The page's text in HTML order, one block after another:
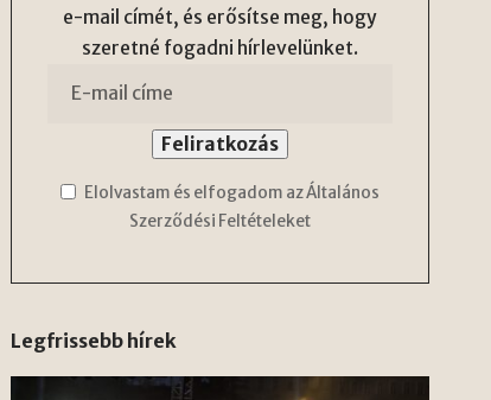
e-mail címét, és erősítse meg, hogy
szeretné fogadni hírlevelünket.
Elolvastam és elfogadom az Általános
Szerződési Feltételeket
Legfrissebb hírek